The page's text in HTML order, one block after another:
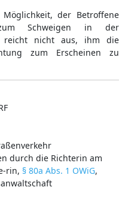
der Betroffene
Schweigen in der
reicht nicht aus, ihm die
zum Erscheinen zu
durch die Richterin am
rin, § 80a Abs. 1 OWiG,